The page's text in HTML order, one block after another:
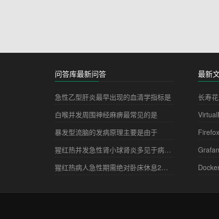
问答库最新问答
急性乙型肝炎最早出现的血清学指标是
白喉并发周围神经麻痹最常见的是
暴发型流脑的发病原理主要是由于
猩红热并发急性肾小球肾炎多见于病程的
猩红热病人急性期需绝对卧床休息2－3周，其目的是
最新
长寿